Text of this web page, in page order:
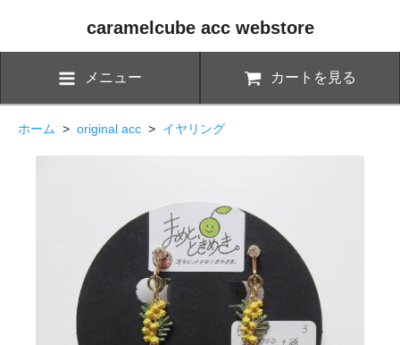
caramelcube acc webstore
メニュー カートを見る
ホーム > original acc > イヤリング